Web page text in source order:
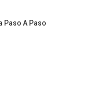
Paso A Paso